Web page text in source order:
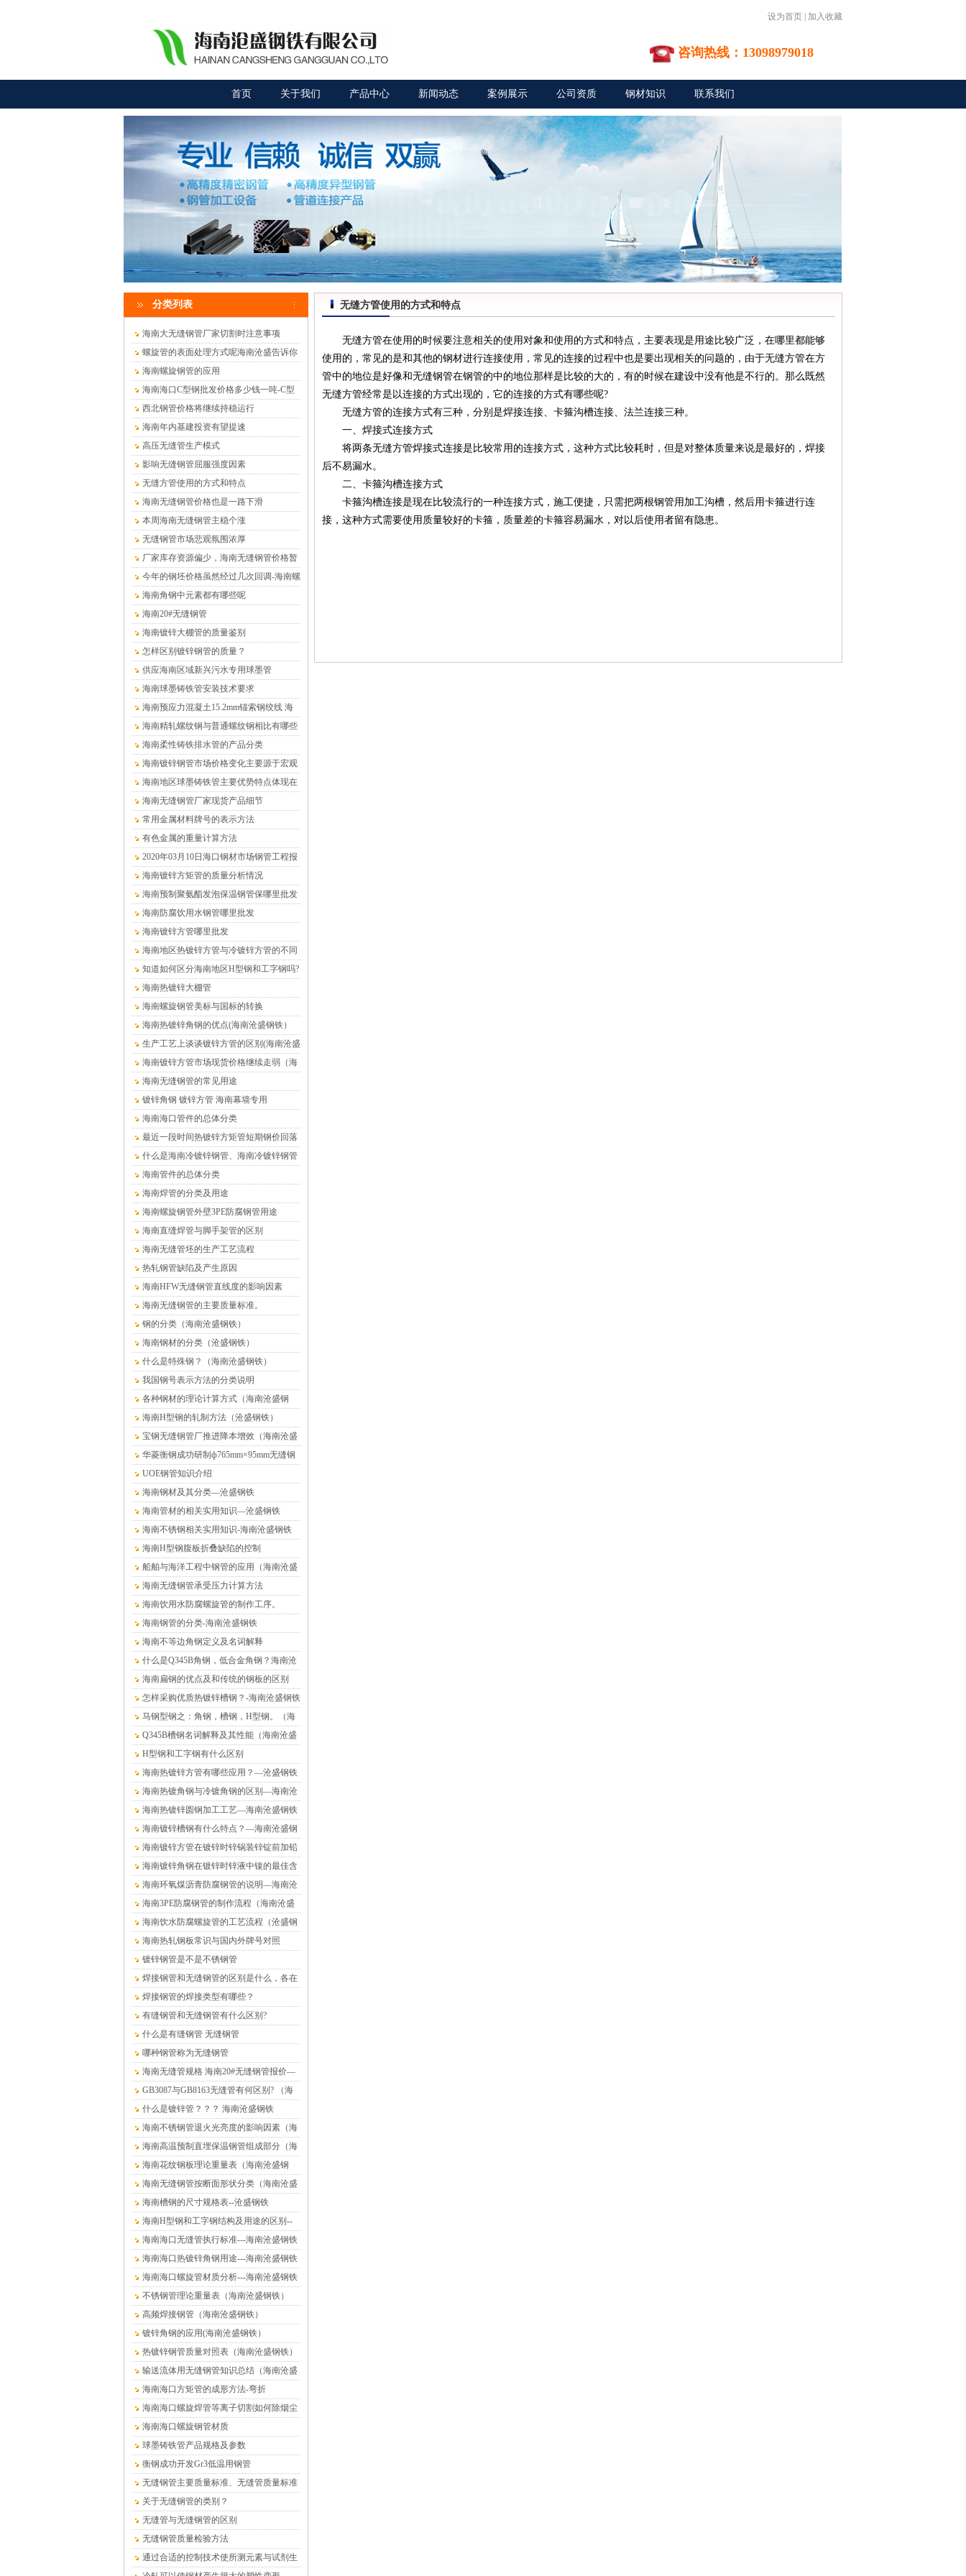
设为首页 加入收藏
咨询热线：13098979018
首页 关于我们 产品中心 新闻动态 案例展示 公司资质 钢材知识 联系我们
分类列表
海南大无缝钢管厂家切割时注意事项
螺旋管的表面处理方式呢海南沧盛告诉你
海南螺旋钢管的应用
海南海口C型钢批发价格多少钱一吨-C型
钢厂家
西北钢管价格将继续持稳运行
海南年内基建投资有望提速
高压无缝管生产模式
影响无缝钢管屈服强度因素
无缝方管使用的方式和特点
海南无缝钢管价格也是一路下滑
本周海南无缝钢管主稳个涨
无缝钢管市场悲观氛围浓厚
厂家库存资源偏少，海南无缝钢管价格暂
时平稳为主
今年的钢坯价格虽然经过几次回调-海南螺
旋钢管
海南角钢中元素都有哪些呢
海南20#无缝钢管
海南镀锌大棚管的质量鉴别
怎样区别镀锌钢管的质量？
供应海南区域新兴污水专用球墨管
海南球墨铸铁管安装技术要求
海南预应力混凝土15.2mm锚索钢绞线 海
南沧盛销售
海南精轧螺纹钢与普通螺纹钢相比有哪些
优点？
海南柔性铸铁排水管的产品分类
海南镀锌钢管市场价格变化主要源于宏观
供求关系的变化
海南地区球墨铸铁管主要优势特点体现在
哪儿
海南无缝钢管厂家现货产品细节
常用金属材料牌号的表示方法
有色金属的重量计算方法
2020年03月10日海口钢材市场钢管工程报
价表
海南镀锌方矩管的质量分析情况
海南预制聚氨酯发泡保温钢管保哪里批发
（温泉水专用）
海南防腐饮用水钢管哪里批发
海南镀锌方管哪里批发
海南地区热镀锌方管与冷镀锌方管的不同
在哪里
知道如何区分海南地区H型钢和工字钢吗?
海南热镀锌大棚管
海南螺旋钢管美标与国标的转换
海南热镀锌角钢的优点(海南沧盛钢铁）
生产工艺上谈谈镀锌方管的区别(海南沧盛
钢铁）
海南镀锌方管市场现货价格继续走弱（海
南沧盛钢铁）
海南无缝钢管的常见用途
镀锌角钢 镀锌方管 海南幕墙专用
海南海口管件的总体分类
最近一段时间热镀锌方矩管短期钢价回落
的趋势仍将延续（海南）
什么是海南冷镀锌钢管、海南冷镀锌钢管
介绍
海南管件的总体分类
海南焊管的分类及用途
海南螺旋钢管外壁3PE防腐钢管用途
海南直缝焊管与脚手架管的区别
海南无缝管坯的生产工艺流程
热轧钢管缺陷及产生原因
海南HFW无缝钢管直线度的影响因素
海南无缝钢管的主要质量标准。
钢的分类（海南沧盛钢铁）
海南钢材的分类（沧盛钢铁）
什么是特殊钢？（海南沧盛钢铁）
我国钢号表示方法的分类说明
各种钢材的理论计算方式（海南沧盛钢
铁）
海南H型钢的轧制方法（沧盛钢铁）
宝钢无缝钢管厂推进降本增效（海南沧盛
钢铁）
华菱衡钢成功研制ф765mm×95mm无缝钢
管（海南沧盛）
UOE钢管知识介绍
海南钢材及其分类—沧盛钢铁
海南管材的相关实用知识—沧盛钢铁
海南不锈钢相关实用知识-海南沧盛钢铁
海南H型钢腹板折叠缺陷的控制
船舶与海洋工程中钢管的应用（海南沧盛
钢铁）
海南无缝钢管承受压力计算方法
海南饮用水防腐螺旋管的制作工序。
海南钢管的分类-海南沧盛钢铁
海南不等边角钢定义及名词解释
什么是Q345B角钢，低合金角钢？海南沧
盛钢铁
海南扁钢的优点及和传统的钢板的区别
怎样采购优质热镀锌槽钢？-海南沧盛钢铁
马钢型钢之：角钢，槽钢，H型钢。（海
南沧盛钢铁）
Q345B槽钢名词解释及其性能（海南沧盛
钢铁）
H型钢和工字钢有什么区别
海南热镀锌方管有哪些应用？—沧盛钢铁
海南热镀角钢与冷镀角钢的区别—海南沧
盛钢铁
海南热镀锌圆钢加工工艺—海南沧盛钢铁
海南镀锌槽钢有什么特点？—海南沧盛钢
铁
海南镀锌方管在镀锌时锌锅装锌锭前加铅
的危害—海南沧盛钢铁
海南镀锌角钢在镀锌时锌液中镍的最佳含
量值—沧盛钢铁
海南环氧煤沥青防腐钢管的说明—海南沧
盛钢铁
海南3PE防腐钢管的制作流程（海南沧盛
钢铁）
海南饮水防腐螺旋管的工艺流程（沧盛钢
铁）
海南热轧钢板常识与国内外牌号对照
镀锌钢管是不是不锈钢管
焊接钢管和无缝钢管的区别是什么，各在
什么情况下使用？
焊接钢管的焊接类型有哪些？
有缝钢管和无缝钢管有什么区别?
什么是有缝钢管 无缝钢管
哪种钢管称为无缝钢管
海南无缝管规格 海南20#无缝钢管报价—
海南沧盛钢材
GB3087与GB8163无缝管有何区别? （海
南沧盛钢铁）
什么是镀锌管？？？ 海南沧盛钢铁
海南不锈钢管退火光亮度的影响因素（海
南沧盛钢铁）
海南高温预制直埋保温钢管组成部分（海
南沧盛钢铁）
海南花纹钢板理论重量表（海南沧盛钢
铁）
海南无缝钢管按断面形状分类（海南沧盛
钢铁）
海南槽钢的尺寸规格表--沧盛钢铁
海南H型钢和工字钢结构及用途的区别--
沧盛钢铁
海南海口无缝管执行标准---海南沧盛钢铁
海南海口热镀锌角钢用途---海南沧盛钢铁
海南海口螺旋管材质分析---海南沧盛钢铁
不锈钢管理论重量表（海南沧盛钢铁）
高频焊接钢管（海南沧盛钢铁）
镀锌角钢的应用(海南沧盛钢铁）
热镀锌钢管质量对照表（海南沧盛钢铁）
输送流体用无缝钢管知识总结（海南沧盛
钢铁）
海南海口方矩管的成形方法-弯折
海南海口螺旋焊管等离子切割如何除烟尘
海南海口螺旋钢管材质
球墨铸铁管产品规格及参数
衡钢成功开发Gr3低温用钢管
无缝钢管主要质量标准、无缝管质量标准
关于无缝钢管的类别？
无缝管与无缝钢管的区别
无缝钢管质量检验方法
通过合适的控制技术使所测元素与试剂生
无缝方管使用的方式和特点
无缝方管在使用的时候要注意相关的使用对象和使用的方式和特点，主要表现是用途比较广泛，在哪里都能够
使用的，常见的是和其他的钢材进行连接使用，常见的连接的过程中也是要出现相关的问题的，由于无缝方管在方
管中的地位是好像和无缝钢管在钢管的中的地位那样是比较的大的，有的时候在建设中没有他是不行的。那么既然
无缝方管经常是以连接的方式出现的，它的连接的方式有哪些呢?
无缝方管的连接方式有三种，分别是焊接连接、卡箍沟槽连接、法兰连接三种。
一、焊接式连接方式
将两条无缝方管焊接式连接是比较常用的连接方式，这种方式比较耗时，但是对整体质量来说是最好的，焊接
后不易漏水。
二、卡箍沟槽连接方式
卡箍沟槽连接是现在比较流行的一种连接方式，施工便捷，只需把两根钢管用加工沟槽，然后用卡箍进行连
接，这种方式需要使用质量较好的卡箍，质量差的卡箍容易漏水，对以后使用者留有隐患。